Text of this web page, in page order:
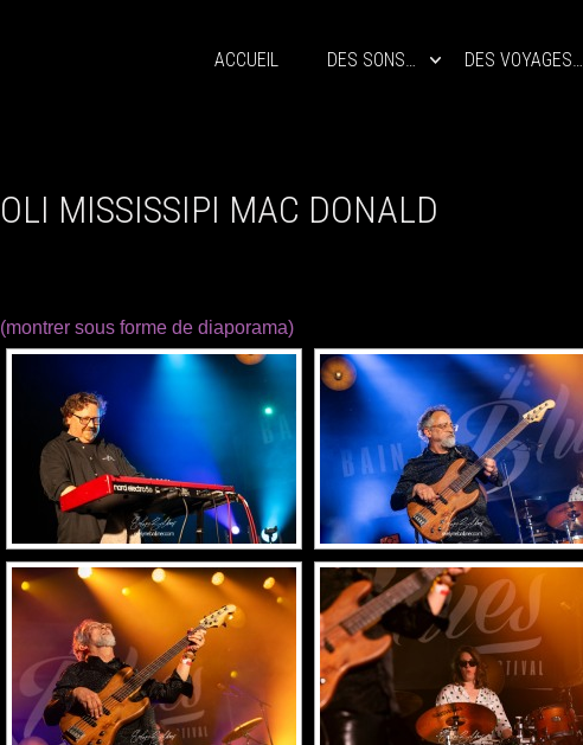
ACCUEIL DES SONS… DES VOYAGES…
OLI MISSISSIPI MAC DONALD
(montrer sous forme de diaporama)